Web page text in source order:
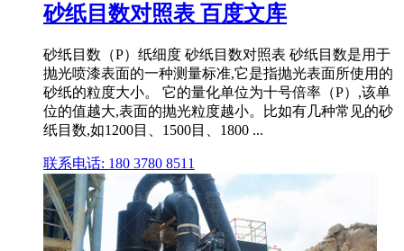
砂纸目数对照表 百度文库
砂纸目数（P）纸细度 砂纸目数对照表 砂纸目数是用于
抛光喷漆表面的一种测量标准,它是指抛光表面所使用的
砂纸的粒度大小。 它的量化单位为十号倍率（P）,该单
位的值越大,表面的抛光粒度越小。比如有几种常见的砂
纸目数,如1200目、1500目、1800 ...
联系电话: 180 3780 8511